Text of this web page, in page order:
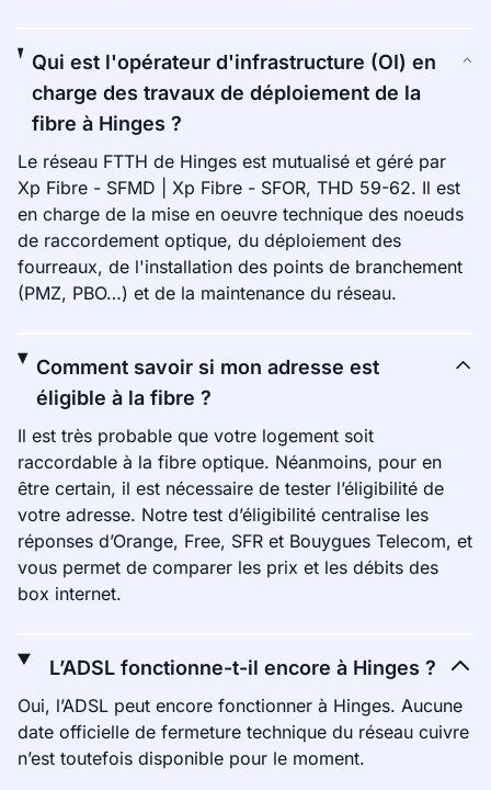
Qui est l'opérateur d'infrastructure (OI) en
charge des travaux de déploiement de la
fibre à Hinges ?
Le réseau FTTH de Hinges est mutualisé et géré par
Xp Fibre - SFMD | Xp Fibre - SFOR, THD 59-62. Il est
en charge de la mise en oeuvre technique des noeuds
de raccordement optique, du déploiement des
fourreaux, de l'installation des points de branchement
(PMZ, PBO…) et de la maintenance du réseau.
Comment savoir si mon adresse est
éligible à la fibre ?
Il est très probable que votre logement soit
raccordable à la fibre optique. Néanmoins, pour en
être certain, il est nécessaire de tester l’éligibilité de
votre adresse. Notre test d’éligibilité centralise les
réponses d’Orange, Free, SFR et Bouygues Telecom, et
vous permet de comparer les prix et les débits des
box internet.
L’ADSL fonctionne-t-il encore à Hinges ?
Oui, l’ADSL peut encore fonctionner à Hinges. Aucune
date officielle de fermeture technique du réseau cuivre
n’est toutefois disponible pour le moment.